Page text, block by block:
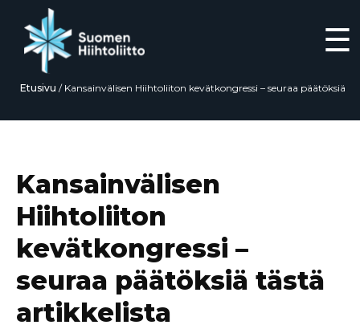
☰
Etusivu / Kansainvälisen Hiihtoliiton kevätkongressi – seuraa päätöksiä
Kansainvälisen
Hiihtoliiton
kevätkongressi –
seuraa päätöksiä tästä
artikkelista